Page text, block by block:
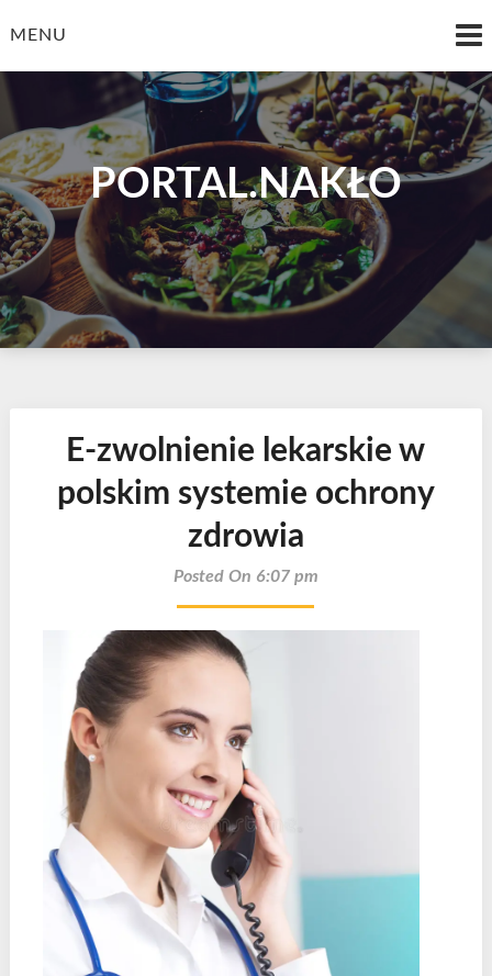
toMENU
PORTAL.NAKŁO
E-zwolnienie lekarskie w
polskim systemie ochrony
zdrowia
Posted On 6:07 pm